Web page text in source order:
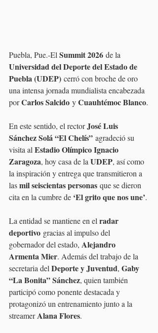
Puebla, Pue.-El Summit 2026 de la
Universidad del Deporte del Estado de
Puebla (UDEP) cerró con broche de oro
una intensa jornada mundialista encabezada
por Carlos Salcido y Cuauhtémoc Blanco.
En este sentido, el rector José Luis
Sánchez Solá “El Chelís” agradeció su
visita al Estadio Olímpico Ignacio
Zaragoza, hoy casa de la UDEP, así como
la inspiración y entrega que transmitieron a
las mil seiscientas personas que se dieron
cita en la cumbre de ‘El grito que nos une’.
La entidad se mantiene en el radar
deportivo gracias al impulso del
gobernador del estado, Alejandro
Armenta Mier. Además del trabajo de la
secretaria del Deporte y Juventud, Gaby
“La Bonita” Sánchez, quien también
participó como ponente destacada y
protagonizó un entrenamiento junto a la
streamer Alana Flores.